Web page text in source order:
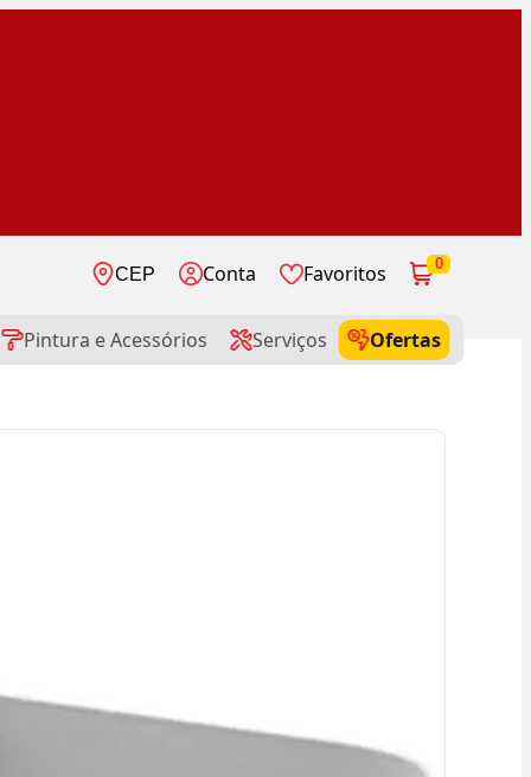
CEP Conta Favoritos 0
Pintura e Acessórios Serviços
Ofertas